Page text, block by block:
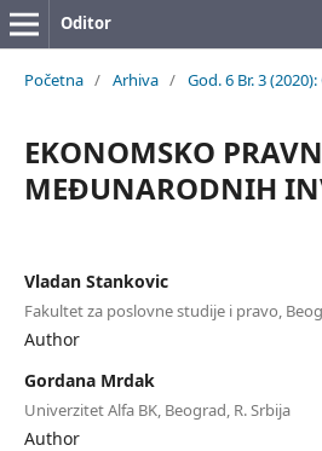
Oditor
Početna / Arhiva / God. 6 Br. 3
EKONOMSKO
MEĐUNARODNIH
Vladan Stankovic
Fakultet za poslovne studije i pravo,
Author
Gordana Mrdak
Univerzitet Alfa BK, Beograd, R. Srbija
Author